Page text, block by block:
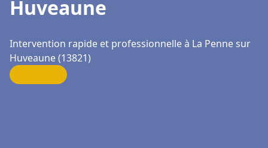
Huveaune
Intervention rapide et professionnelle à La Penne sur
Huveaune (13821)